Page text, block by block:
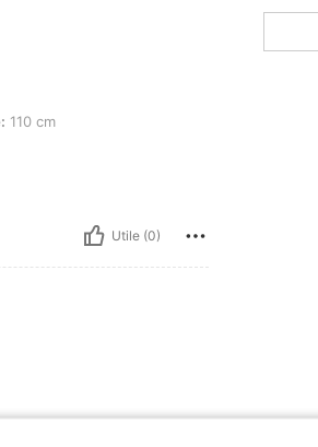
Marron, Taille: 110 cm
110 cm
Utile (0)